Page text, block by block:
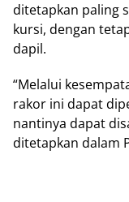
ditetapkan paling
kursi, dengan
dapil.
“Melalui
rakor ini dapat
nantinya dapat
ditetapkan dalam